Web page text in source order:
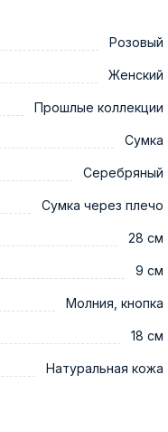
Розовый
Женский
Прошлые коллекции
Сумка
Серебряный
Сумка через плечо
28 см
9 см
Молния, кнопка
18 см
Натуральная кожа